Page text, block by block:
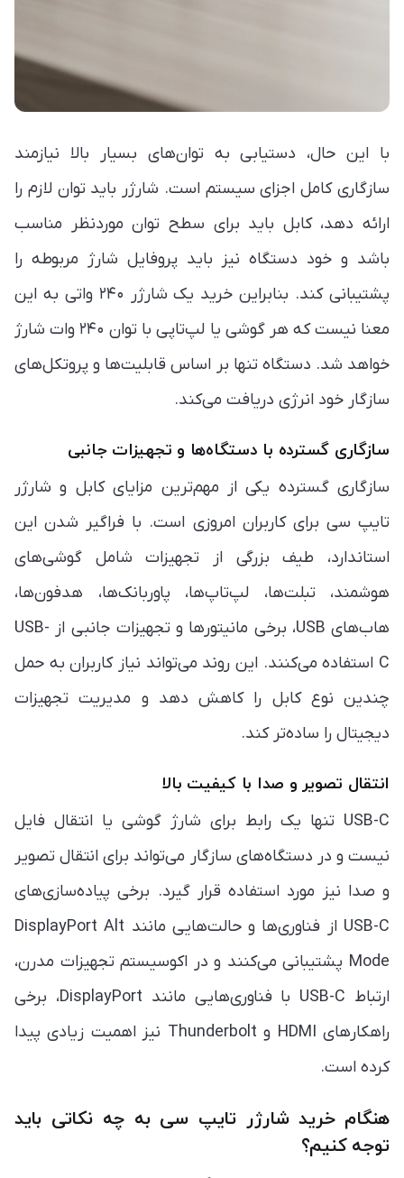
با این حال، دستیابی به توان‌های بسیار بالا نیازمند
سازگاری کامل اجزای سیستم است. شارژر باید توان لازم را
ارائه دهد، کابل باید برای سطح توان موردنظر مناسب
باشد و خود دستگاه نیز باید پروفایل شارژ مربوطه را
پشتیبانی کند. بنابراین خرید یک شارژر ۲۴۰ واتی به این
معنا نیست که هر گوشی یا لپ‌تاپی با توان ۲۴۰ وات شارژ
خواهد شد. دستگاه تنها بر اساس قابلیت‌ها و پروتکل‌های
سازگار خود انرژی دریافت می‌کند.
سازگاری گسترده با دستگاه‌ها و تجهیزات جانبی
سازگاری گسترده یکی از مهم‌ترین مزایای کابل و شارژر
تایپ سی برای کاربران امروزی است. با فراگیر شدن این
استاندارد، طیف بزرگی از تجهیزات شامل گوشی‌های
هوشمند، تبلت‌ها، لپ‌تاپ‌ها، پاوربانک‌ها، هدفون‌ها،
هاب‌های USB، برخی مانیتورها و تجهیزات جانبی از USB-
C استفاده می‌کنند. این روند می‌تواند نیاز کاربران به حمل
چندین نوع کابل را کاهش دهد و مدیریت تجهیزات
دیجیتال را ساده‌تر کند.
انتقال تصویر و صدا با کیفیت بالا
USB-C تنها یک رابط برای شارژ گوشی یا انتقال فایل
نیست و در دستگاه‌های سازگار می‌تواند برای انتقال تصویر
و صدا نیز مورد استفاده قرار گیرد. برخی پیاده‌سازی‌های
USB-C از فناوری‌ها و حالت‌هایی مانند DisplayPort Alt
Mode پشتیبانی می‌کنند و در اکوسیستم تجهیزات مدرن،
ارتباط USB-C با فناوری‌هایی مانند DisplayPort، برخی
راهکارهای HDMI و Thunderbolt نیز اهمیت زیادی پیدا
کرده است.
هنگام خرید شارژر تایپ سی به چه نکاتی باید
توجه کنیم؟